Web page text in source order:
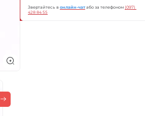
Звертайтесь вонлайн-чат або за телефоном(097)
428 84 55